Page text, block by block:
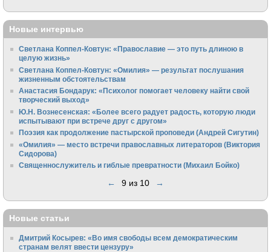
Новые интервью
Светлана Коппел-Ковтун: «Православие — это путь длиною в
целую жизнь»
Светлана Коппел-Ковтун: «Омилия» — результат послушания
жизненным обстоятельствам
Анастасия Бондарук: «Психолог помогает человеку найти свой
творческий выход»
Ю.Н. Вознесенская: «Более всего радует радость, которую люди
испытывают при встрече друг с другом»
Поэзия как продолжение пастырской проповеди (Андрей Сигутин)
«Омилия» — место встречи православных литераторов (Виктория
Сидорова)
Священнослужитель и гиблые превратности (Михаил Бойко)
← 9 из 10 →
Новые статьи
Дмитрий Косырев: «Во имя свободы всем демократическим
странам велят ввести цензуру»